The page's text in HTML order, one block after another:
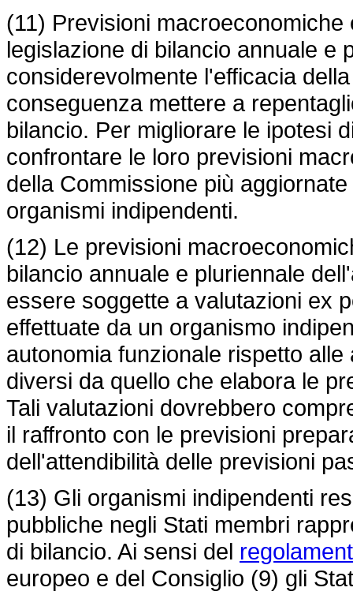
(11) Previsioni
legislazione di bilancio annuale e
considerevolmente l'efficacia
conseguenza mettere a
bilancio. Per migliorare le ipotesi
confrontare le loro previsioni
della Commissione più
organismi indipendenti.
(12) Le previsioni
bilancio annuale e pluriennale
essere soggette a valutazioni ex
effettuate da un organismo
autonomia funzionale rispetto
diversi da quello che elabora le
Tali valutazioni dovrebbero
il raffronto con le previsioni
dell'attendibilità delle previsioni
(13) Gli organismi indipendenti
pubbliche negli Stati membri
di bilancio. Ai sensi del
europeo e del Consiglio (9) gli